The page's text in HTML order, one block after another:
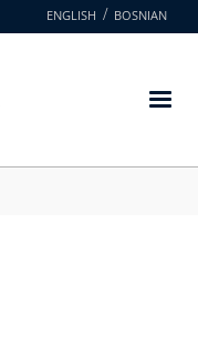
ENGLISH BOSNIAN